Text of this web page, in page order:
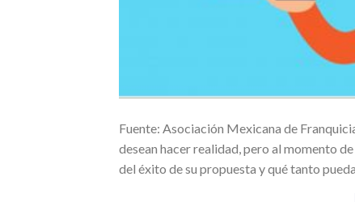
Fuente: Asociación Mexicana de
desean hacer realidad, pero al momento
del éxito de su propuesta y qué tanto